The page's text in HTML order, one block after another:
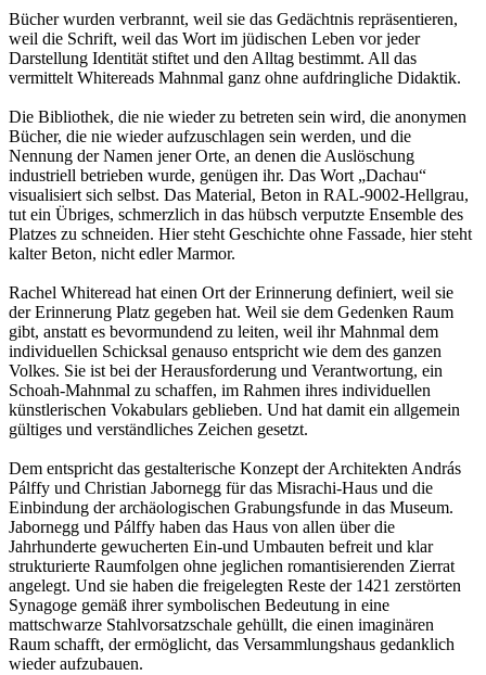
Bücher wurden verbrannt, weil sie das Gedächtnis repräsentieren,
weil die Schrift, weil das Wort im jüdischen Leben vor jeder
Darstellung Identität stiftet und den Alltag bestimmt. All das
vermittelt Whitereads Mahnmal ganz ohne aufdringliche Didaktik.
Die Bibliothek, die nie wieder zu betreten sein wird, die anonymen
Bücher, die nie wieder aufzuschlagen sein werden, und die
Nennung der Namen jener Orte, an denen die Auslöschung
industriell betrieben wurde, genügen ihr. Das Wort „Dachau“
visualisiert sich selbst. Das Material, Beton in RAL-9002-Hellgrau,
tut ein Übriges, schmerzlich in das hübsch verputzte Ensemble des
Platzes zu schneiden. Hier steht Geschichte ohne Fassade, hier steht
kalter Beton, nicht edler Marmor.
Rachel Whiteread hat einen Ort der Erinnerung definiert, weil sie
der Erinnerung Platz gegeben hat. Weil sie dem Gedenken Raum
gibt, anstatt es bevormundend zu leiten, weil ihr Mahnmal dem
individuellen Schicksal genauso entspricht wie dem des ganzen
Volkes. Sie ist bei der Herausforderung und Verantwortung, ein
Schoah-Mahnmal zu schaffen, im Rahmen ihres individuellen
künstlerischen Vokabulars geblieben. Und hat damit ein allgemein
gültiges und verständliches Zeichen gesetzt.
Dem entspricht das gestalterische Konzept der Architekten András
Pálffy und Christian Jabornegg für das Misrachi-Haus und die
Einbindung der archäologischen Grabungsfunde in das Museum.
Jabornegg und Pálffy haben das Haus von allen über die
Jahrhunderte gewucherten Ein-und Umbauten befreit und klar
strukturierte Raumfolgen ohne jeglichen romantisierenden Zierrat
angelegt. Und sie haben die freigelegten Reste der 1421 zerstörten
Synagoge gemäß ihrer symbolischen Bedeutung in eine
mattschwarze Stahlvorsatzschale gehüllt, die einen imaginären
Raum schafft, der ermöglicht, das Versammlungshaus gedanklich
wieder aufzubauen.